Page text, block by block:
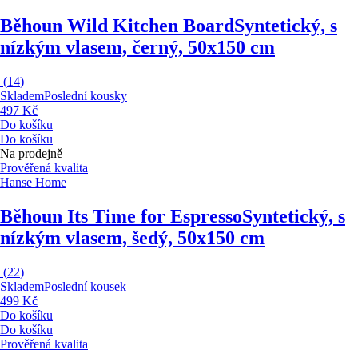
Běhoun Wild Kitchen BoardSyntetický, s
nízkým vlasem, černý, 50x150 cm
(14)
SklademPoslední kousky
497 Kč
Do košíku
Do košíku
Na prodejně
Prověřená kvalita
Hanse Home
Běhoun Its Time for EspressoSyntetický, s
nízkým vlasem, šedý, 50x150 cm
(22)
SklademPoslední kousek
499 Kč
Do košíku
Do košíku
Prověřená kvalita